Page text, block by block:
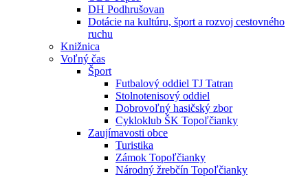
DH Podhrušovan
Dotácie na kultúru, šport a rozvoj cestovného
ruchu
Knižnica
Voľný čas
Šport
Futbalový oddiel TJ Tatran
Stolnotenisový oddiel
Dobrovoľný hasičský zbor
Cykloklub ŠK Topoľčianky
Zaujímavosti obce
Turistika
Zámok Topoľčianky
Národný žrebčín Topoľčianky